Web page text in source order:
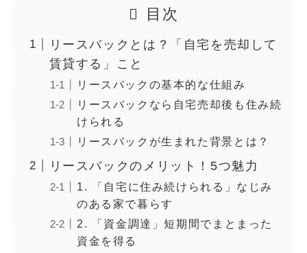
目次
リースバックとは？「自宅を売却して
賃貸する」こと
リースバックの基本的な仕組み
リースバックなら自宅売却後も住み続
けられる
リースバックが生まれた背景とは？
リースバックのメリット！5つ魅力
1. 「自宅に住み続けられる」なじみ
のある家で暮らす
2. 「資金調達」短期間でまとまった
資金を得る